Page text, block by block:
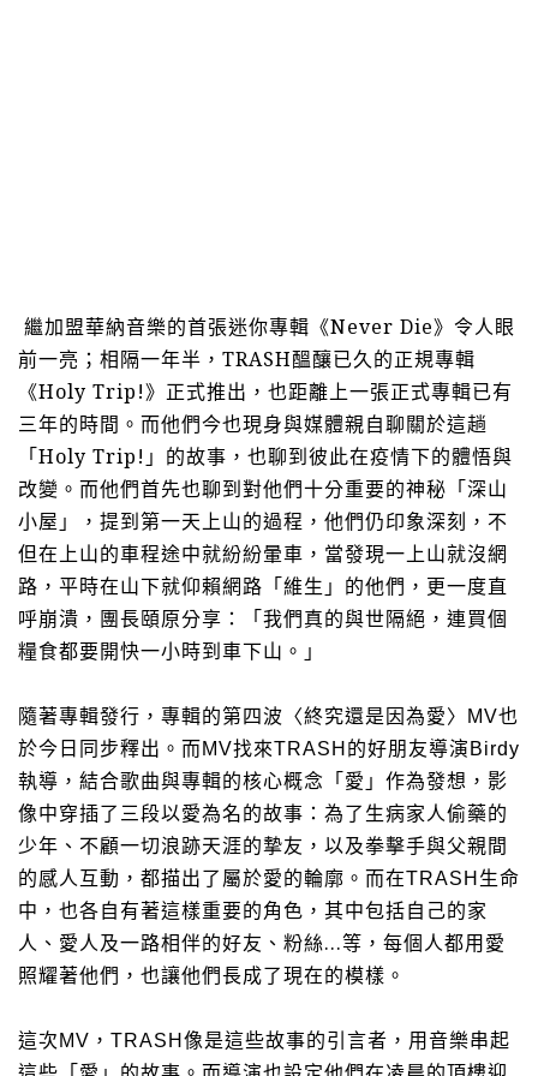
繼加盟華納音樂的首張迷你專輯《Never Die》令人眼
前一亮；相隔一年半， TRASH醞釀已久的正規專輯
《Holy Trip!》正式推出，也距離上一張正式專輯已有
三年的時間。而他們今也現身與媒體親自聊關於這趟
「Holy Trip! 」的故事，也聊到彼此在疫情下的體悟與
改變。而他們首先也聊到對他們十分重要的神秘「深山
小屋」，提到第一天上山的過程，他們仍印象深刻，不
但在上山的車程途中就紛紛暈車，當發現一上山就沒網
路，平時在山下就仰賴網路「維生」的他們，更一度直
呼崩潰，團長頤原分享：「我們真的與世隔絕，連買個
糧食都要開快一小時到車下山。」
隨著專輯發行，專輯的第四波〈終究還是因為愛〉 MV也
於今日同步釋出。而 MV找來TRASH 的好朋友導演 Birdy
執導，結合歌曲與專輯的核心概念「愛」作為發想，影
像中穿插了三段以愛為名的故事：為了生病家人偷藥的
少年、不顧一切浪跡天涯的摯友，以及拳擊手與父親間
的感人互動，都描出了屬於愛的輪廓。而在TRASH 生命
中，也各自有著這樣重要的角色，其中包括自己的家
人、愛人及一路相伴的好友、 粉絲…等，每個人都用愛
照耀著他們，也讓他們長成了現在的模樣。
這次 MV ， TRASH 像是這些故事的引言者，用音樂串起